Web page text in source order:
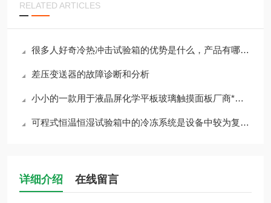
RELATED ARTICLES
很多人好奇冷热冲击试验箱的优势是什么，产品有哪些优点？
差压变送器的故障诊断和分析
小小的一款用于液晶屏化学平板玻璃触摸面板厂商*的一款设备居然这么神奇
可程式恒温恒湿试验箱中的冷冻系统是设备中较为复杂的一部分，怎么检漏呢？
详细介绍 在线留言